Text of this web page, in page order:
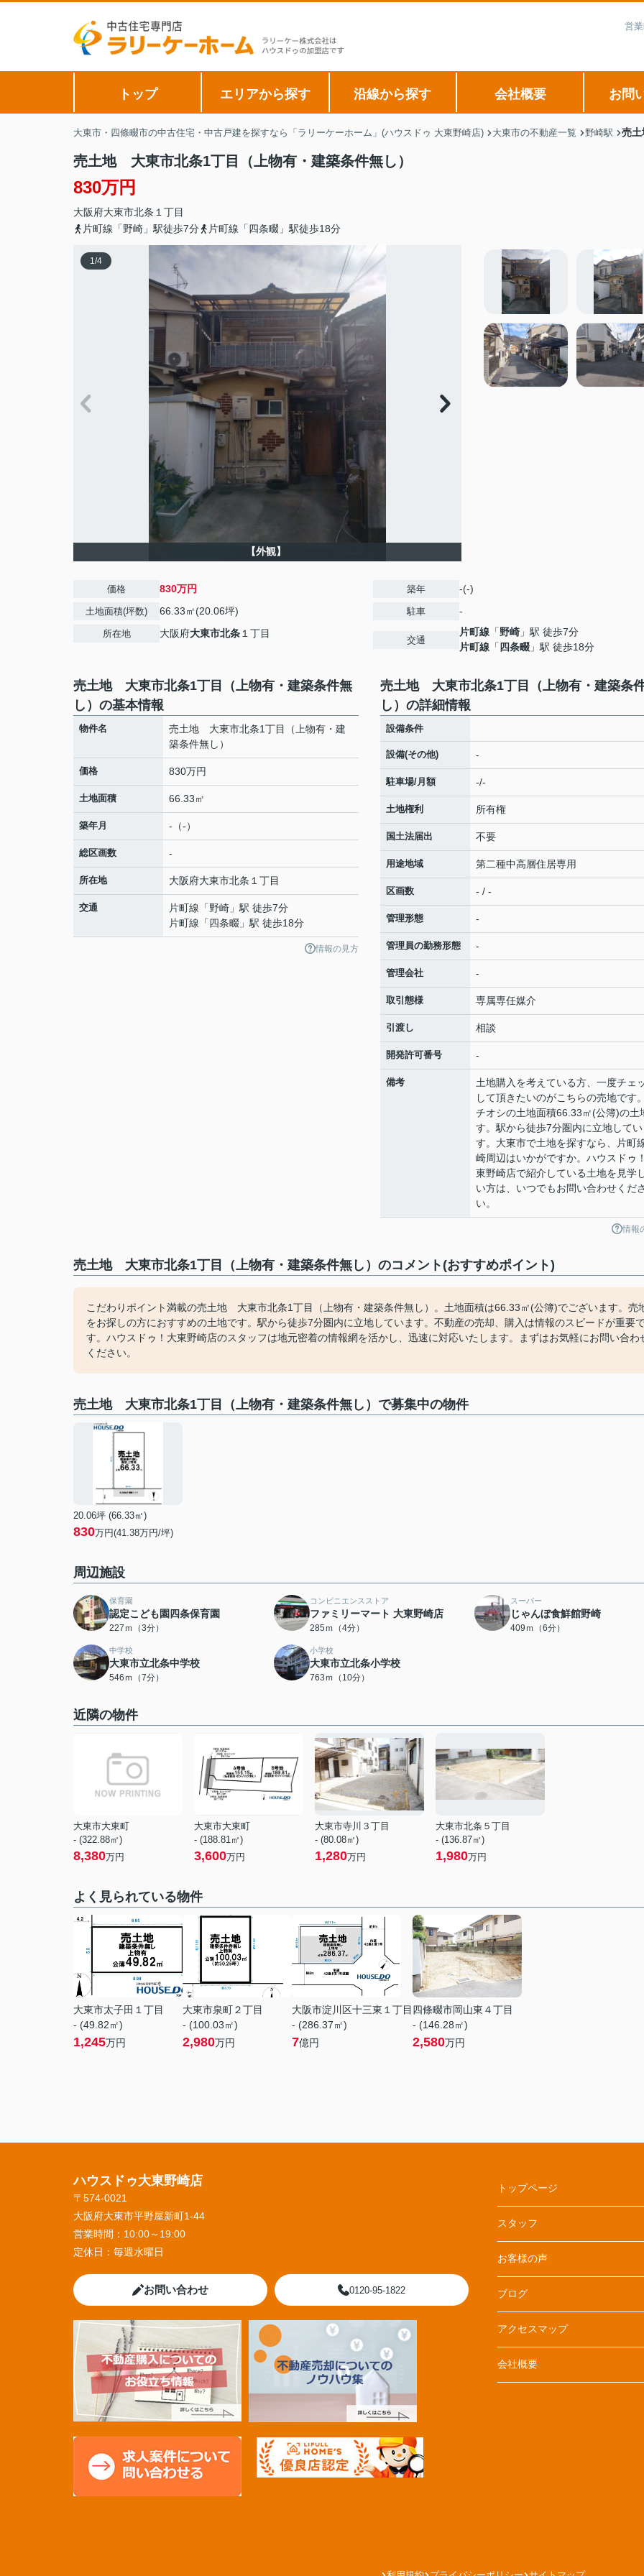
営
トップ エリアから探す 沿線から探す 会社概要 お問
大東市・四條畷市の中古住宅・中古戸建を探すなら「ラリーケーホーム」(ハウスドゥ 大東野崎店) 大東市の不動産一覧 野崎駅 売
売土地 大東市北条1丁目（上物有・建築条件無し）
830万円
大阪府大東市北条 １丁目
片町線「野崎」駅徒歩7分
片町線「四条畷」駅徒歩18分
1/4
【外観】
価格 830万円
土地面積(坪数) 66.33㎡(20.06坪)
所在地 大阪府大東市北条 １丁目
築年 -(-)
駐車 -
交通
片町線 「野崎 」駅 徒歩7分
片町線 「 四条畷 」駅 徒歩18分
売土地 大東市北条1丁目（上物有・建築条件無
し）の基本情報
物件名
売土地 大東市北条1丁目（上物有・建
築条件無し）
価格 830万円
土地面積 66.33㎡
築年月 -（-）
総区画数 -
所在地 大阪府大東市北条 １丁目
交通 片町線 「野崎 」駅 徒歩7分
片町線 「四条畷 」駅 徒歩18分
情報の見方
売土地 大東市北条1丁目（上物有・建築条
し）の詳細情報
設備条件
設備(その他) -
駐車場/月額 -/-
土地権利 所有権
国土法届出 不要
用途地域 第二種中高層住居専用
区画数 - / -
管理形態 -
管理員の勤務形態 -
管理会社 -
取引態様 専属専任媒介
引渡し 相談
開発許可番号 -
備考
土地購入を考えている方、一度チェ
して頂きたいのがこちらの売地です
チオシの土地面積66.33㎡(公簿)の土
す。駅から徒歩7分圏内に立地して
す。大東市で土地を探すなら、片町
崎周辺はいかがですか。ハウスドゥ
東野崎店で紹介している土地を見学
い方は、いつでもお問い合わせくだ
い。
情報
売土地 大東市北条1丁目（上物有・建築条件無し）のコメント(おすすめポイント)
こだわりポイント満載の売土地 大東市北条1丁目（上物有・建築条件無し）。土地面積は66.33㎡(公簿)でございます。売
をお探しの方におすすめの土地です。駅から徒歩7分圏内に立地しています。不動産の売却、購入は情報のスピードが重要
す。ハウスドゥ！大東野崎店のスタッフは地元密着の情報網を活かし、迅速に対応いたします。まずはお気軽にお問い合わ
ください。
売土地 大東市北条1丁目（上物有・建築条件無し）で募集中の物件
20.06坪 (66.33㎡)
830万円(41.38万円/坪)
周辺施設
保育園
認定こども園四条保育園
227ｍ（3分）
コンビニエンスストア
ファミリーマート 大東野崎店
285ｍ（4分）
スーパー
じゃんぼ食鮮館野崎
409ｍ（6分）
中学校
大東市立北条中学校
546ｍ（7分）
小学校
大東市立北条小学校
763ｍ（10分）
近隣の物件
大東市大東町
- (322.88㎡)
8,380万円
大東市大東町
- (188.81㎡)
3,600万円
大東市寺川３丁目
- (80.08㎡)
1,280万円
大東市北条５丁目
- (136.87㎡)
1,980万円
よく見られている物件
大東市太子田１丁目
- (49.82㎡)
1,245万円
大東市泉町２丁目
- (100.03㎡)
2,980万円
大阪市淀川区十三東１丁目
- (286.37㎡)
7億円
四條畷市岡山東４丁目
- (146.28㎡)
2,580万円
ハウスドゥ大東野崎店
〒574-0021
大阪府大東市平野屋新町1-44
営業時間： 10:00～19:00
定休日： 毎週水曜日
お問い合わせ 0120-95-1822
トップページ
スタッフ
お客様の声
ブログ
アクセスマップ
会社概要